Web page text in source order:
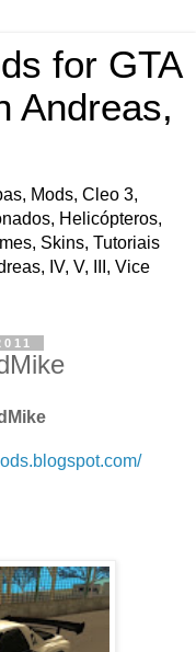
for GTA
Andreas,
Mods, Cleo 3,
Helicópteros,
Skins, Tutoriais
IV, V, III, Vice